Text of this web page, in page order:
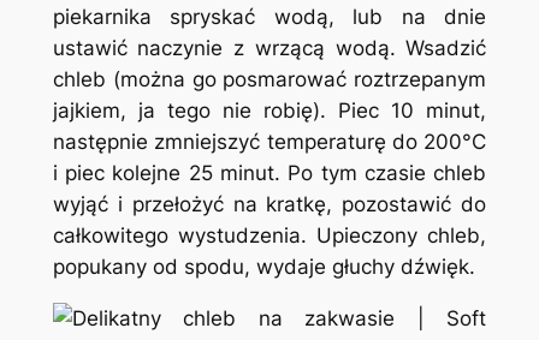
piekarnika spryskać wodą, lub na dnie
ustawić naczynie z wrzącą wodą. Wsadzić
chleb (można go posmarować roztrzepanym
jajkiem, ja tego nie robię). Piec 10 minut,
następnie zmniejszyć temperaturę do 200°C
i piec kolejne 25 minut. Po tym czasie chleb
wyjąć i przełożyć na kratkę, pozostawić do
całkowitego wystudzenia. Upieczony chleb,
popukany od spodu, wydaje głuchy dźwięk.